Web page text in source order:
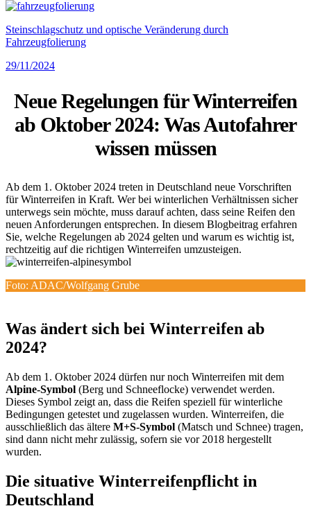
Steinschlagschutz und optische Veränderung durch
Fahrzeugfolierung
29/11/2024
Neue Regelungen für Winterreifen
ab Oktober 2024: Was Autofahrer
wissen müssen
Ab dem 1. Oktober 2024 treten in Deutschland neue Vorschriften
für Winterreifen in Kraft. Wer bei winterlichen Verhältnissen sicher
unterwegs sein möchte, muss darauf achten, dass seine Reifen den
neuen Anforderungen entsprechen. In diesem Blogbeitrag erfahren
Sie, welche Regelungen ab 2024 gelten und warum es wichtig ist,
rechtzeitig auf die richtigen Winterreifen umzusteigen.
Foto: ADAC/Wolfgang Grube
Was ändert sich bei Winterreifen ab
2024?
Ab dem 1. Oktober 2024 dürfen nur noch Winterreifen mit dem
Alpine-Symbol (Berg und Schneeflocke) verwendet werden.
Dieses Symbol zeigt an, dass die Reifen speziell für winterliche
Bedingungen getestet und zugelassen wurden. Winterreifen, die
ausschließlich das ältere M+S-Symbol (Matsch und Schnee) tragen,
sind dann nicht mehr zulässig, sofern sie vor 2018 hergestellt
wurden.
Die situative Winterreifenpflicht in
Deutschland